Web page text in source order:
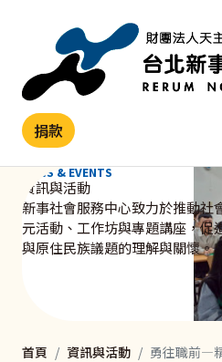
捐款
NEWS & EVENTS
資訊與活動
新事社會服務中心致力於推動社
元活動、工作坊與專題講座，促
與原住民族議題的理解與關懷。
首頁 資訊與活動 勇往職前—